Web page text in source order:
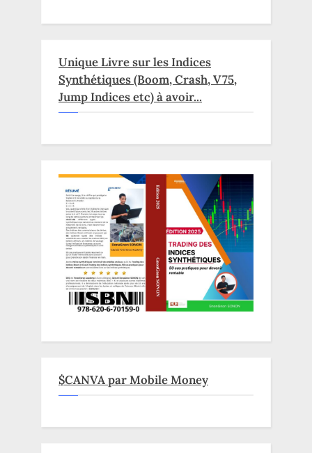
Unique Livre sur les Indices
Synthétiques (Boom, Crash, V75,
Jump Indices etc) à avoir...
$CANVA par Mobile Money